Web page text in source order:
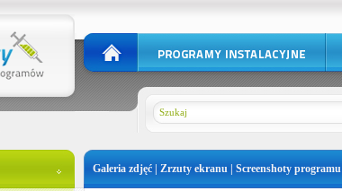
Galeria zdjęć | Zrzuty ekranu | Screenshoty programu